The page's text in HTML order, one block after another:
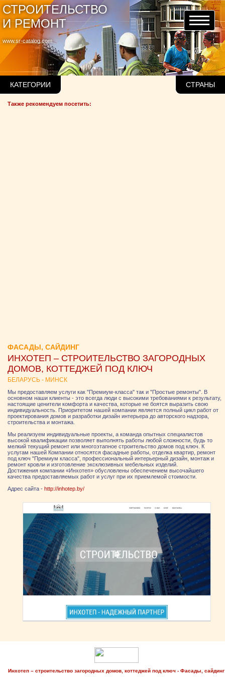
www.sr-catalog.com
СТРОИТЕЛЬСТВО
И РЕМОНТ
КАТЕГОРИИ СТРАНЫ
Также рекомендуем посетить:
ФАСАДЫ, САЙДИНГ
ИНХОТЕП – СТРОИТЕЛЬСТВО ЗАГОРОДНЫХ
ДОМОВ, КОТТЕДЖЕЙ ПОД КЛЮЧ
БЕЛАРУСЬ - МИНСК
Мы предоставляем услуги как "Премиум-класса" так и "Простые ремонты". В
основном наши клиенты - это всегда люди с высокими требованиями к результату,
настоящие ценители комфорта и качества, которые не боятся выразить свою
индивидуальность. Приоритетом нашей компании является полный цикл работ от
проектирования домов и разработки дизайн интерьера до авторского надзора,
строительства и монтажа.
Мы реализуем индивидуальные проекты, а команда опытных специалистов
высокой квалификации позволяет выполнять работы любой сложности, будь то
мелкий текущий ремонт или многоэтапное строительство домов под ключ. К
услугам нашей Компании относятся фасадные работы, отделка квартир, ремонт
под ключ "Премиум класса", профессиональный интерьерный дизайн, монтаж и
ремонт кровли и изготовление эксклюзивных мебельных изделий.
Достижения компании «Инхотеп» обусловлены обеспечением высочайшего
качества предоставляемых работ и услуг при их приемлемой стоимости.
Адрес сайта - http://inhotep.by/
Инхотеп – строительство загородных домов, коттеджей под ключ - Фасады, сайдинг